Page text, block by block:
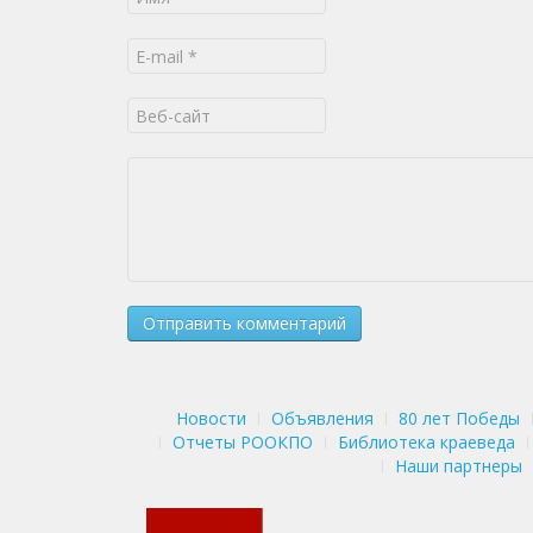
Новости Объявления
80 лет Победы
Отчеты РООКПО
Библиотека краеведа
Наши партнеры